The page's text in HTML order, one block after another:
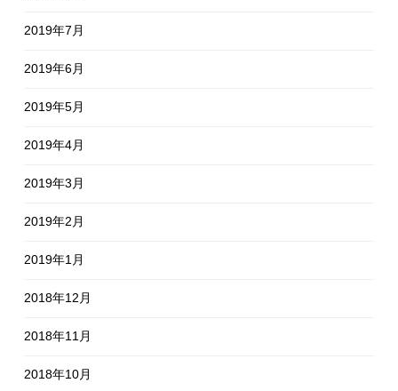
2019年7月
2019年6月
2019年5月
2019年4月
2019年3月
2019年2月
2019年1月
2018年12月
2018年11月
2018年10月